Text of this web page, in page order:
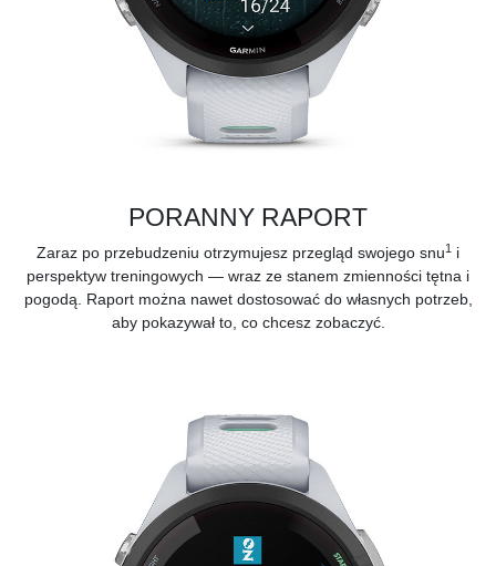
PORANNY RAPORT
Zaraz po przebudzeniu otrzymujesz przegląd swojego snu1 i
perspektyw treningowych — wraz ze stanem zmienności tętna i
pogodą. Raport można nawet dostosować do własnych potrzeb,
aby pokazywał to, co chcesz zobaczyć.